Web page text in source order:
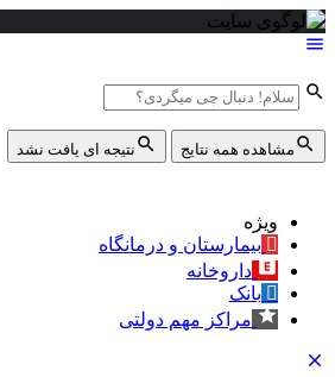
مشاهده همه نتایج نتیجه ای یافت نشد
ویژه
بیمارستان و درمانگاه
داروخانه
بانک
مراکز مهم دولتی